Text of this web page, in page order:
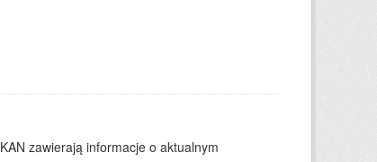
zawierają informacje o aktualnym